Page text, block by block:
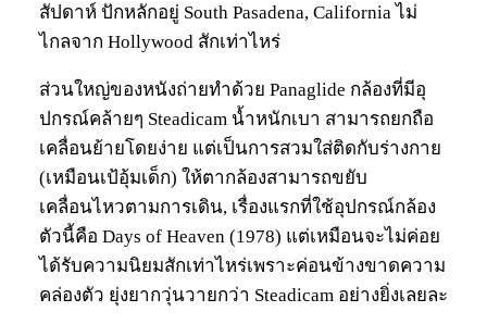
สัปดาห์ ปักหลักอยู่ South Pasadena, California ไม่
ไกลจาก Hollywood สักเท่าไหร่
ส่วนใหญ่ของหนังถ่ายทำด้วย Panaglide กล้องที่มีอุ
ปกรณ์คล้ายๆ Steadicam น้ำหนักเบา สามารถยกถือ
เคลื่อนย้ายโดยง่าย แต่เป็นการสวมใส่ติดกับร่างกาย
(เหมือนเป้อุ้มเด็ก) ให้ตากล้องสามารถขยับ
เคลื่อนไหวตามการเดิน, เรื่องแรกที่ใช้อุปกรณ์กล้อง
ตัวนี้คือ Days of Heaven (1978) แต่เหมือนจะไม่ค่อย
ได้รับความนิยมสักเท่าไหร่เพราะค่อนข้างขาดความ
คล่องตัว ยุ่งยากวุ่นวายกว่า Steadicam อย่างยิ่งเลยละ